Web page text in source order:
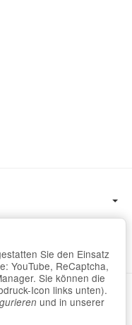
Sie den Einsatz
YouTube, ReCaptcha,
Sie können die
Icon links unten).
und in unserer